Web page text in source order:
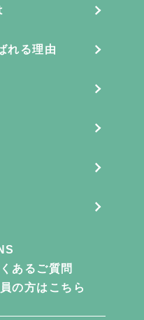
れる理由
あるご質問
の方はこちら